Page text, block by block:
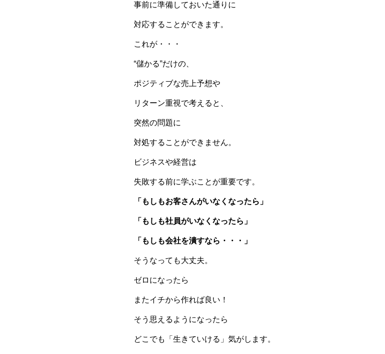
事前に準備しておいた通りに
対応することができます。
これが・・・
“儲かる”だけの、
ポジティブな売上予想や
リターン重視で考えると、
突然の問題に
対処することができません。
ビジネスや経営は
失敗する前に学ぶことが重要です。
「もしもお客さんがいなくなったら」
「もしも社員がいなくなったら」
「もしも会社を潰すなら・・・」
そうなっても大丈夫。
ゼロになったら
またイチから作れば良い！
そう思えるようになったら
どこでも「生きていける」気がします。